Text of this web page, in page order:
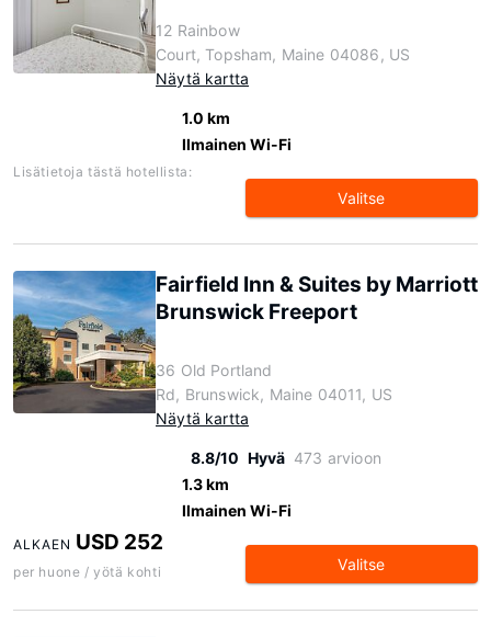
12 Rainbow
Court, Topsham, Maine 04086, US
Näytä kartta
1.0 km
Ilmainen Wi-Fi
Lisätietoja tästä hotellista:
Valitse
Fairfield Inn & Suites by Marriott
Brunswick Freeport
36 Old Portland
Rd, Brunswick, Maine 04011, US
Näytä kartta
8.8/10 Hyvä 473 arvioon
1.3 km
Ilmainen Wi-Fi
ALKAEN USD 252
per huone / yötä kohti Valitse